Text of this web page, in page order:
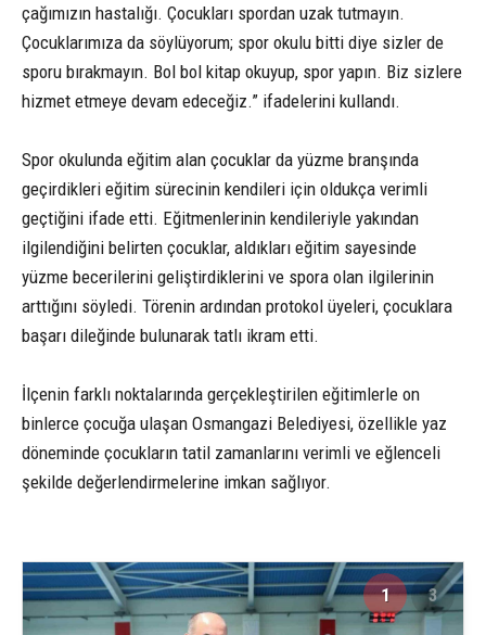
çağımızın hastalığı. Çocukları spordan uzak tutmayın.
Çocuklarımıza da söylüyorum; spor okulu bitti diye sizler de
sporu bırakmayın. Bol bol kitap okuyup, spor yapın. Biz sizlere
hizmet etmeye devam edeceğiz.” ifadelerini kullandı.
Spor okulunda eğitim alan çocuklar da yüzme branşında
geçirdikleri eğitim sürecinin kendileri için oldukça verimli
geçtiğini ifade etti. Eğitmenlerinin kendileriyle yakından
ilgilendiğini belirten çocuklar, aldıkları eğitim sayesinde
yüzme becerilerini geliştirdiklerini ve spora olan ilgilerinin
arttığını söyledi. Törenin ardından protokol üyeleri, çocuklara
başarı dileğinde bulunarak tatlı ikram etti.
İlçenin farklı noktalarında gerçekleştirilen eğitimlerle on
binlerce çocuğa ulaşan Osmangazi Belediyesi, özellikle yaz
döneminde çocukların tatil zamanlarını verimli ve eğlenceli
şekilde değerlendirmelerine imkan sağlıyor.
1 3